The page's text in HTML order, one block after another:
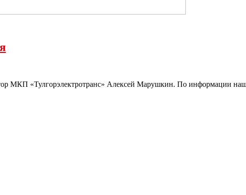
МКП «Тулгорэлектротранс» Алексей Марушкин. По информации